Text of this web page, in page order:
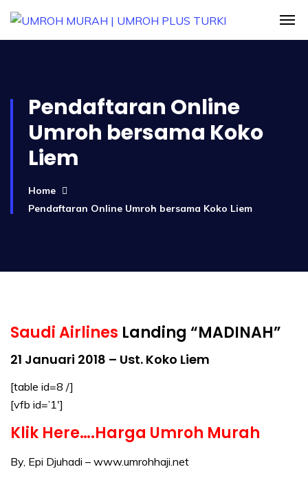
Pendaftaran Online
Umroh bersama Koko
Liem
Home
Pendaftaran Online Umroh bersama Koko Liem
Saudi Airlines Landing “MADINAH”
21 Januari 2018 – Ust. Koko Liem
[table id=8 /]
[vfb id=’1′]
Klik Here….Harga Umroh Murah
By, Epi Djuhadi – www.umrohhaji.net